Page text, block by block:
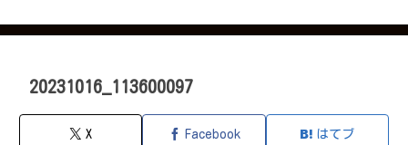
20231016_113600097
X Facebook はてブ